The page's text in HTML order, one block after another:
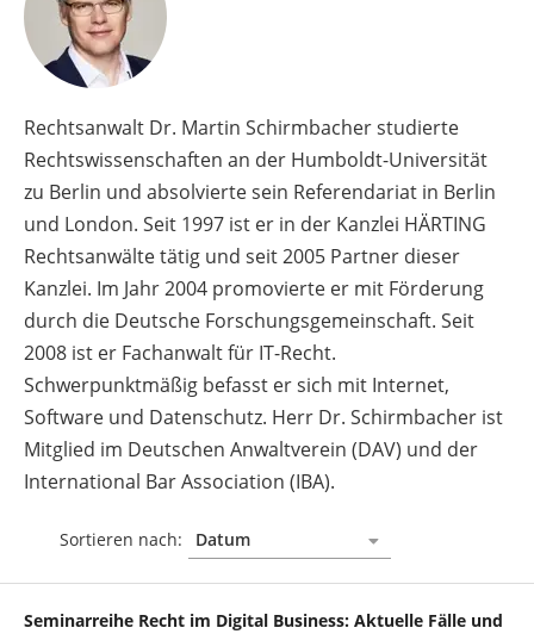
Rechtsanwalt Dr. Martin Schirmbacher studierte
Rechtswissenschaften an der Humboldt-Universität
zu Berlin und absolvierte sein Referendariat in Berlin
und London. Seit 1997 ist er in der Kanzlei HÄRTING
Rechtsanwälte tätig und seit 2005 Partner dieser
Kanzlei. Im Jahr 2004 promovierte er mit Förderung
durch die Deutsche Forschungsgemeinschaft. Seit
2008 ist er Fachanwalt für IT-Recht.
Schwerpunktmäßig befasst er sich mit Internet,
Software und Datenschutz. Herr Dr. Schirmbacher ist
Mitglied im Deutschen Anwaltverein (DAV) und der
International Bar Association (IBA).
Sortieren nach:
Seminarreihe Recht im Digital Business: Aktuelle Fälle und